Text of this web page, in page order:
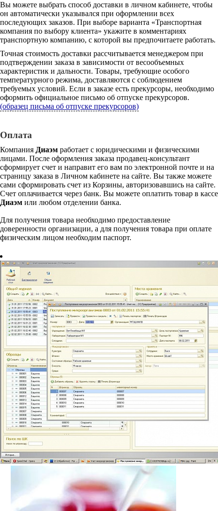
Вы можете выбрать способ доставки в личном кабинете, чтобы
он автоматически указывался при оформлении всех
последующих заказов. При выборе варианта «Транспортная
компания по выбору клиента» укажите в комментариях
транспортную компанию, с которой вы предпочитаете работать.
Точная стоимость доставки рассчитывается менеджером при
подтверждении заказа в зависимости от весообъемных
характеристик и дальности. Товары, требующие особого
температурного режима, доставляются с соблюдением
требуемых условий. Если в заказе есть прекурсоры, необходимо
оформить официальное письмо об отпуске прекурсоров.
(образец письма об отпуске прекурсоров)
Оплата
Компания Диаэм работает с юридическими и физическими
лицами. После оформления заказа продавец-консультант
сформирует счет и направит его вам по электронной почте и на
страницу заказа в Личном кабинете на сайте. Вы также можете
сами сформировать счет из Корзины, авторизовавшись на сайте.
Счет оплачивается через банк. Вы можете оплатить товар в кассе
Диаэм или любом отделении банка.
Для получения товара необходимо предоставление
доверенности организации, а для получения товара при оплате
физическим лицом необходим паспорт.